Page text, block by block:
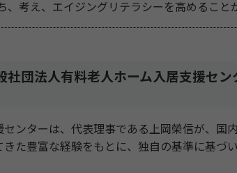
考え、エイジングリテラシーを高めること
社団法人有料老人ホーム入居支援セン
ンターは、代表理事である上岡榮信が、国
た豊富な経験をもとに、独自の基準に基づ